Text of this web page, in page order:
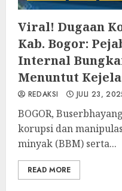
Viral! Dugaan
Kab. Bogor:
Internal
Menuntut
REDAKSI JULI 23,
‎BOGOR,
korupsi dan
minyak (BBM) serta...
READ MORE